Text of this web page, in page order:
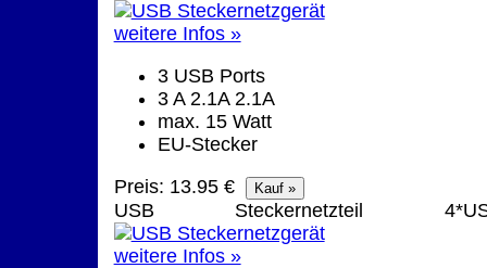
weitere Infos »
3 USB Ports
3 A 2.1A 2.1A
max. 15 Watt
EU-Stecker
Preis: 13.95 €
USB Steckernetzteil
weitere Infos »